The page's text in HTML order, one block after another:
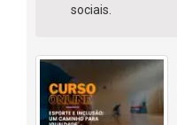
sociais.